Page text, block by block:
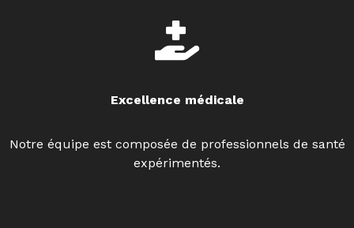
Excellence médicale
Notre équipe est composée de professionnels de santé
expérimentés.